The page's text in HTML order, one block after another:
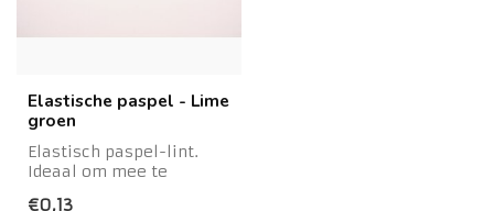
Elastische paspel - Lime
groen
Elastisch paspel-lint.
Ideaal om mee te
€0,13